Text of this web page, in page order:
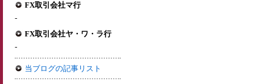
FX取引会社マ行
-
FX取引会社ヤ・ワ・ラ行
-
当ブログの記事リスト